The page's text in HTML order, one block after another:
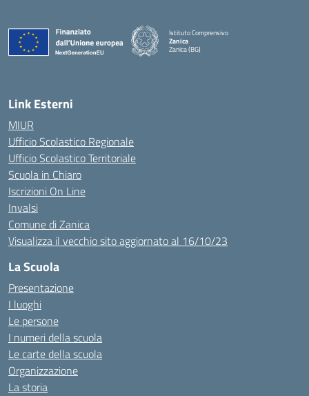
Istituto Comprensivo
Zanica
Zanica (BG)
Link Esterni
MIUR
Ufficio Scolastico Regionale
Ufficio Scolastico Territoriale
Scuola in Chiaro
Iscrizioni On Line
Invalsi
Comune di Zanica
Visualizza il vecchio sito aggiornato al 16/10/23
La Scuola
Presentazione
I luoghi
Le persone
I numeri della scuola
Le carte della scuola
Organizzazione
La storia